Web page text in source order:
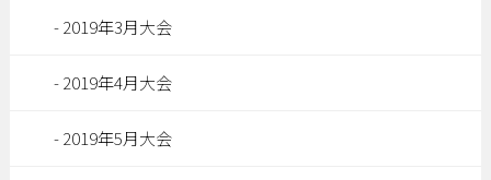
2019年3月大会
2019年4月大会
2019年5月大会